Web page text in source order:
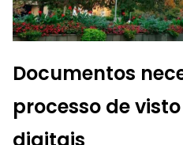
Documentos
processo de